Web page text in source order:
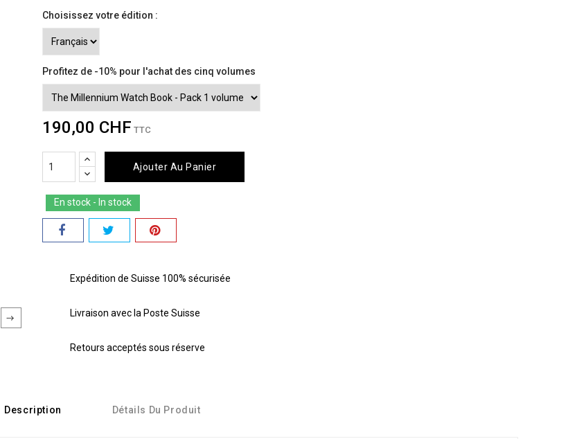
Choisissez votre édition :
Profitez de -10% pour l'achat des cinq volumes
190,00 CHF TTC
Ajouter Au Panier
En stock - In stock
Expédition de Suisse 100% sécurisée
Livraison avec la Poste Suisse
Retours acceptés sous réserve
Description Détails Du Produit